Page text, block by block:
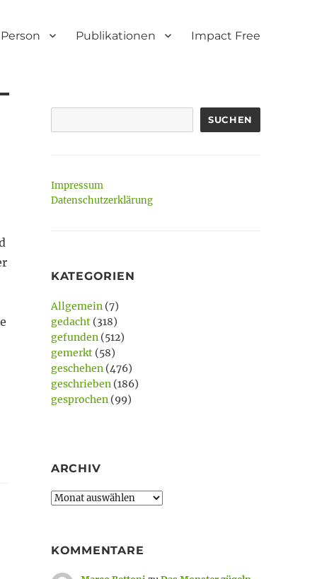
Person Publikationen Impact Free
SUCHEN
Impressum
Datenschutzerklärung
KATEGORIEN
Allgemein(7)
gedacht(318)
gefunden(512)
gemerkt(58)
geschehen(476)
geschrieben(186)
gesprochen(99)
ARCHIV
Archiv
KOMMENTARE